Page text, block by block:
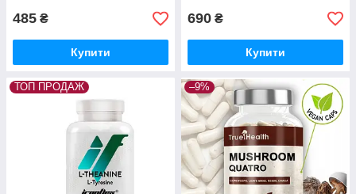
485 ₴
Купити
690 ₴
Купити
ТОП ПРОДАЖ –9%